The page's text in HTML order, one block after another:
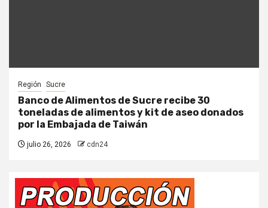
Región Sucre
Banco de Alimentos de Sucre recibe 30
toneladas de alimentos y kit de aseo donados
por la Embajada de Taiwán
julio 26, 2026 cdn24